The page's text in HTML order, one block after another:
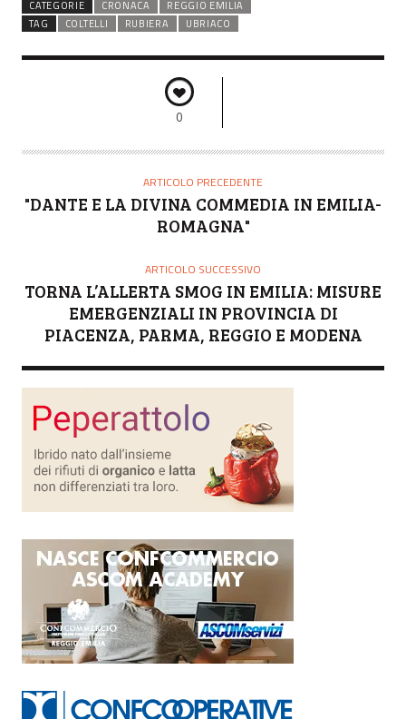
CATEGORIE CRONACA
REGGIO EMILIA
TAG
COLTELLI RUBIERA UBRIACO
0
ARTICOLO PRECEDENTE
"DANTE E LA DIVINA COMMEDIA IN EMILIA-
ROMAGNA"
ARTICOLO SUCCESSIVO
TORNA L’ALLERTA SMOG IN EMILIA: MISURE
EMERGENZIALI IN PROVINCIA DI
PIACENZA, PARMA, REGGIO E MODENA